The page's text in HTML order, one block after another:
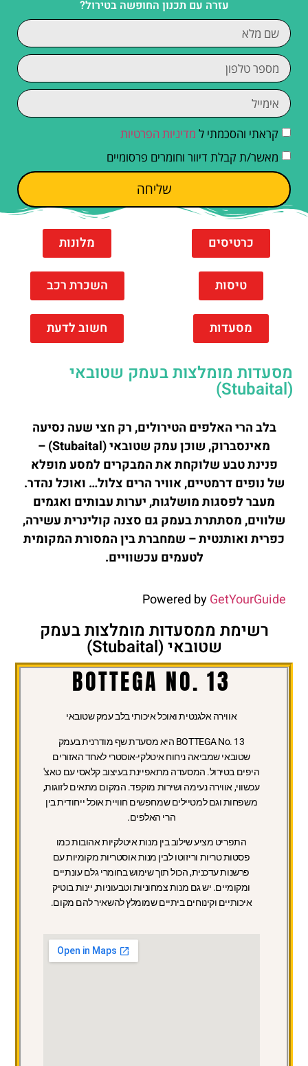
עזרה עם תכנון החופשה בטירול?
קראתי והסכמתי ל מדיניות הפרטיות
מאשר/ת קבלת דיוור וחומרים פרסומיים
שליחה
כרטיסים מלונות
טיסות השכרת רכב
מסעדות חשוב לדעת
מסעדות מומלצות בעמק שטובאי
(Stubaital)
בלב הרי האלפים הטירולים, רק חצי שעה נסיעה
מאינסברוק, שוכן עמק שטובאי (Stubaital) –
פנינת טבע שלוקחת את המבקרים למסע מופלא
של נופים דרמטיים, אוויר הרים צלול… ואוכל נהדר.
מעבר לפסגות מושלגות, יערות עבותים ואגמים
שלווים, מסתתרת בעמק גם סצנה קולינרית עשירה,
כפרית ואותנטית – שמחברת בין המסורת המקומית
לטעמים עכשוויים.
Powered byGetYourGuide
רשימת ממסעדות מומלצות בעמק
שטובאי (Stubaital)
BOTTEGA NO. 13
אווירה אלגנטית ואוכל איכותי בלב עמק שטובאי
BOTTEGA No. 13 היא מסעדת שף מודרנית בעמק
שטובאי שמביאה ניחוח איטלקי-אוסטרי לאחד האזורים
היפים בטירול. המסעדה מתאפיינת בעיצוב קלאסי עם טאצ'
עכשווי, אווירה נעימה ושירות מוקפד. המקום מתאים לזוגות,
משפחות וגם למטיילים שמחפשים חוויית אוכל ייחודית בין
הרי האלפים.
התפריט מציע שילוב בין מנות איטלקיות אהובות כמו
פסטות טריות וריזוטו לבין מנות אוסטריות מקומיות עם
פרשנות עדכנית, הכול תוך שימוש בחומרי גלם עונתיים
ומקומיים. יש גם מנות צמחוניות וטבעוניות, יינות בוטיק
איכותיים וקינוחים ביתיים שמומלץ להשאיר להם מקום.